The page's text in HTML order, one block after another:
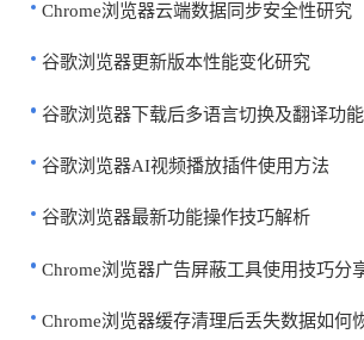
Chrome浏览器云端数据同步安全性研究
谷歌浏览器更新版本性能变化研究
谷歌浏览器下载后多语言切换及翻译功
谷歌浏览器AI视频播放插件使用方法
谷歌浏览器最新功能操作技巧解析
Chrome浏览器广告屏蔽工具使用技巧分
Chrome浏览器缓存清理后丢失数据如何